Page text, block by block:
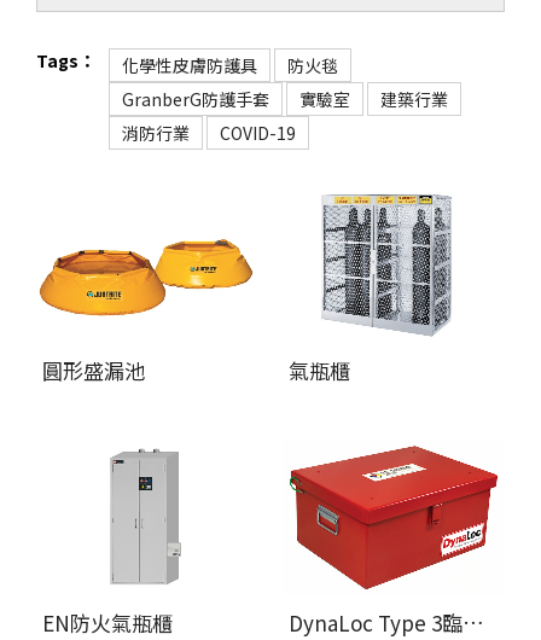
Tags： 化學性皮膚防護具
防火毯
GranberG防護手套
實驗室
建築行業
消防行業
COVID-19
圓形盛漏池 氣瓶櫃
EN防火氣瓶櫃 DynaLoc Type 3臨時爆炸物儲存箱